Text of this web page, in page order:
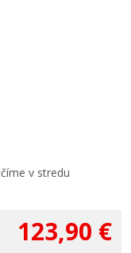
v stredu
123,90 €